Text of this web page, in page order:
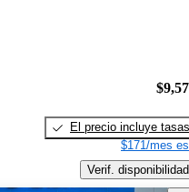
El precio incluye tasas
$171/mes
Verif. disponibilidad